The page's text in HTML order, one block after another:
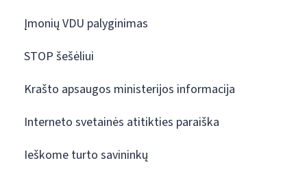
Įmonių VDU palyginimas
STOP šešėliui
Krašto apsaugos ministerijos informacija
Interneto svetainės atitikties paraiška
Ieškome turto savininkų